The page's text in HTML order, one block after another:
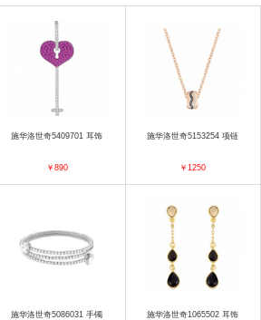
施华洛世奇5409701 耳饰
￥890
施华洛世奇5153254 项链
￥1250
施华洛世奇5086031 手镯 施华洛世奇1065502 耳饰